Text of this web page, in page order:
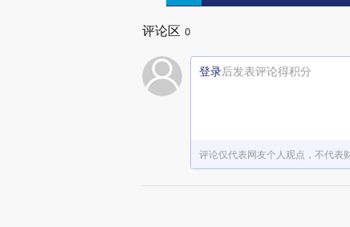
评论区 0
登录后发表评论得积分
评论仅代表网友个人观点，不代表